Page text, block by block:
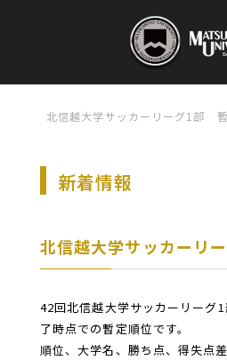
北信越大学サッカーリーグ1部
新着情報
北信越大学サッカーリ
42回北信越大学サッカーリーグ
了時点での暫定順位です。
順位、大学名、勝ち点、得失点